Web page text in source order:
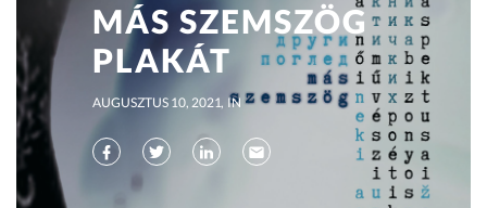
MÁS SZEMSZÖG
PLAKÁT
AUGUSZTUS 10, 2021 IN